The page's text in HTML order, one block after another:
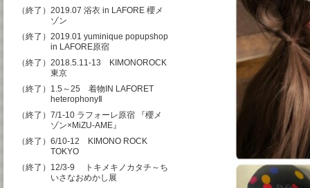
（終了）2019.07 浴衣 in LAFORE 櫻メ
ゾン
（終了）2019.01 yuminique popupshop
in LAFORE原宿
（終了）2018.5.11-13 KIMONOROCK
東京
（終了）1.5～25 着物IN LAFORET
heterophonyⅡ
（終了）7/1-10 ラフォーレ原宿 『櫻メ
ゾン×MiZU-AME』
（終了）6/10-12 KIMONO ROCK
TOKYO
（終了）12/3-9 トキメキノカタチ～ち
いさなおめかし展